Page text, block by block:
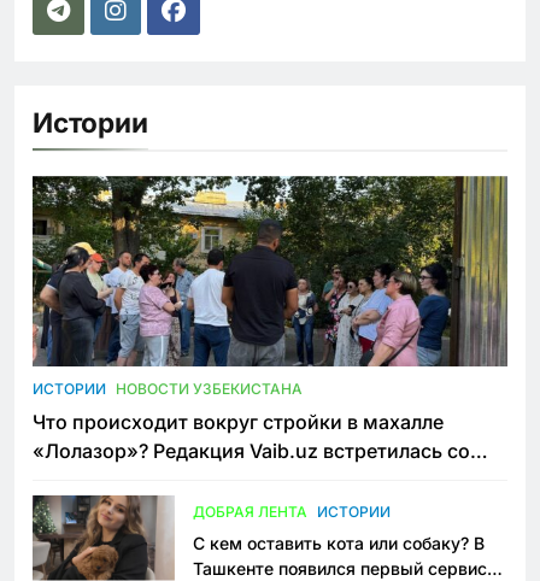
Истории
ИСТОРИИ НОВОСТИ УЗБЕКИСТАНА
Что происходит вокруг стройки в махалле
«Лолазор»? Редакция Vaib.uz встретилась со
ДОБРАЯ ЛЕНТА ИСТОРИИ
С кем оставить кота или собаку? В
Ташкенте появился первый сервис